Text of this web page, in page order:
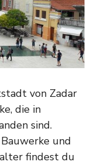
von Zadar
die in
sind.
und
findest du